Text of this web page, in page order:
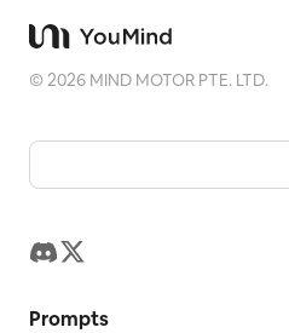
©2026 MIND MOTOR PTE. LTD.
Prompts